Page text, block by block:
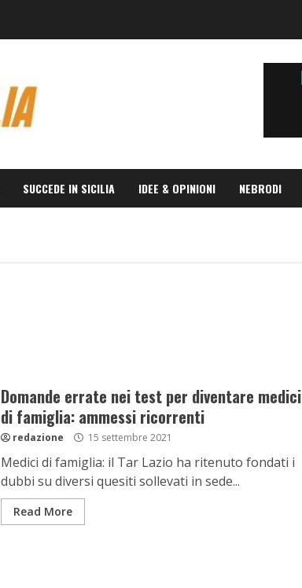
SUCCEDE IN SICILIA IDEE & OPINIONI NEBRODI
Domande errate nei test per diventare medici
di famiglia: ammessi ricorrenti
redazione 15 settembre 2021
Medici di famiglia: il Tar Lazio ha ritenuto fondati i
dubbi su diversi quesiti sollevati in sede...
Read More